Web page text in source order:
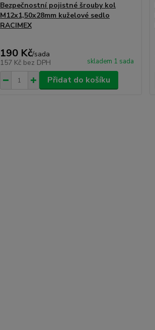
Bezpečnostní pojistné šrouby kol
M12x1,50x28mm kuželové sedlo
RACIMEX
190 Kč/sada
157 Kč bez DPH skladem 1 sada
Přidat do košíku